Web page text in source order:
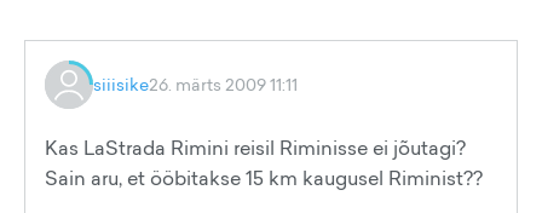
siiisike26. märts 2009 11:11
Kas LaStrada Rimini reisil Riminisse ei jõutagi?
Sain aru, et ööbitakse 15 km kaugusel Riminist??